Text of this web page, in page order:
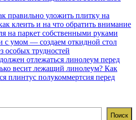
правильно уложить плитку на
клеить и на что обратить внимание
на паркет собственными руками
с умом — создаем откидной стол
особых трудностей
отлежаться линолеум перед
весит лежащий линолеум? Как
плинтус полукоммертсия перед
Поиск